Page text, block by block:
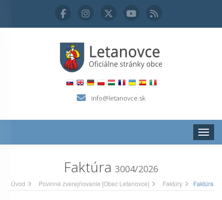
info@letanovce.sk
Faktúra 3004/2026
Úvod Povinné zverejňovanie [Obec Letanovce] Faktúry Faktúra